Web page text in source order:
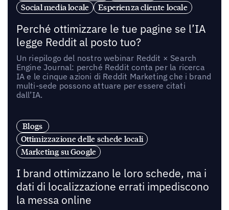
Social media locale
Esperienza cliente locale
Perché ottimizzare le tue pagine se l’IA
legge Reddit al posto tuo?
Un riepilogo del nostro webinar Reddit × Search
Engine Journal: perché Reddit conta per la ricerca
IA e le cinque azioni di Reddit Marketing che i brand
multi-sede possono attuare per essere citati
dall’IA.
Blogs
Ottimizzazione delle schede locali
Marketing su Google
I brand ottimizzano le loro schede, ma i
dati di localizzazione errati impediscono
la messa online